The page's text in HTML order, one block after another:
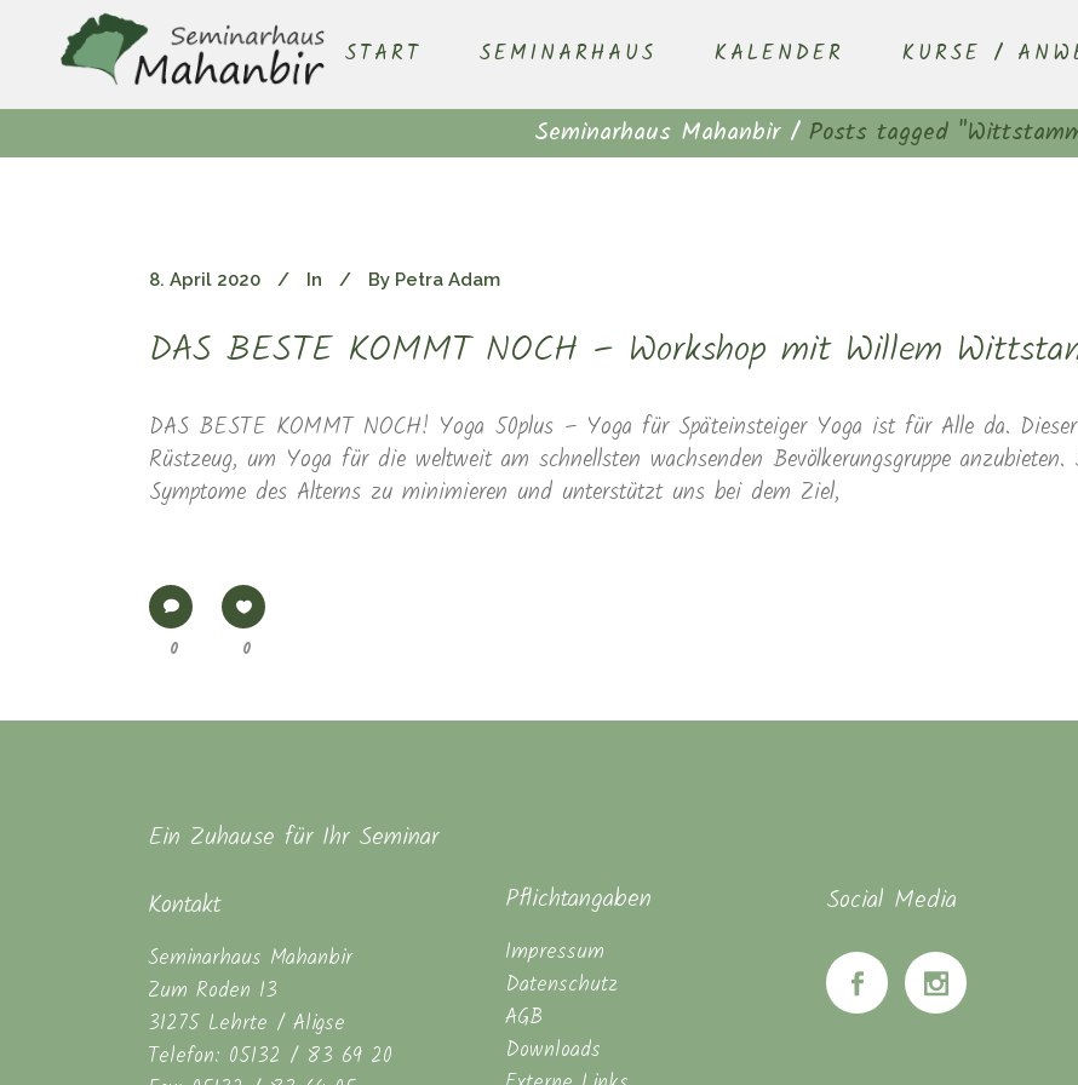
START SEMINARHAUS KALENDER KURSE /
Seminarhaus Mahanbir/ Posts tagged
8. April 2020 In By Petra Adam
DAS BESTE KOMMT NOCH – Workshop mit Willem
DAS BESTE KOMMT NOCH! Yoga 50plus – Yoga für Späteinsteiger Yoga ist für Alle da.
Rüstzeug, um Yoga für die weltweit am schnellsten wachsenden Bevölkerungsgruppe
Symptome des Alterns zu minimieren und unterstützt uns bei dem Ziel,
0 0
Ein Zuhause für Ihr Seminar
Kontakt
Seminarhaus Mahanbir
Zum Roden 13
31275 Lehrte / Aligse
Telefon: 05132 / 83 69 20
Pflichtangaben
Impressum
Datenschutz
AGB
Downloads
Social Media